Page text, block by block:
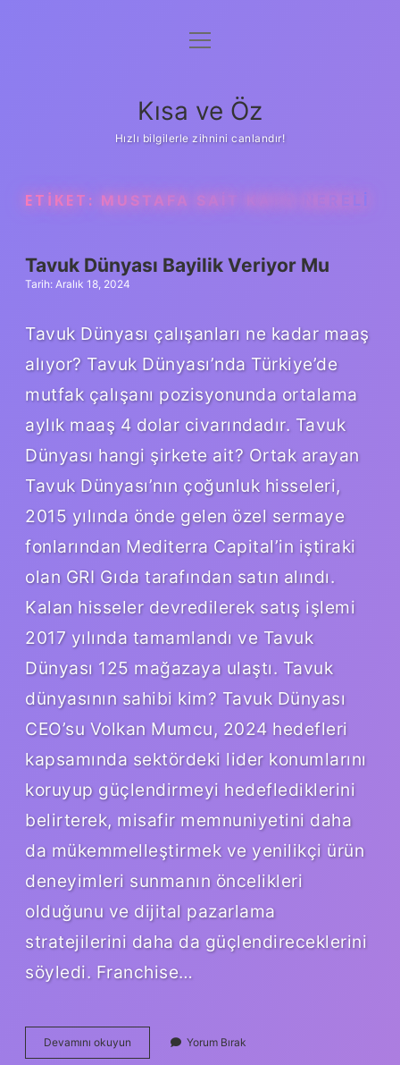
Anasayfa
Yasal Uyarı
menüyü
Kısa ve Öz
Hızlı bilgilerle zihnini canlandır!
ETIKET: MUSTAFA SAIT KAYA NERELI
Tavuk Dünyası Bayilik Veriyor Mu
Tarih: Aralık 18, 2024
Tavuk Dünyası çalışanları ne kadar maaş
alıyor? Tavuk Dünyası’nda Türkiye’de
mutfak çalışanı pozisyonunda ortalama
aylık maaş 4 dolar civarındadır. Tavuk
Dünyası hangi şirkete ait? Ortak arayan
Tavuk Dünyası’nın çoğunluk hisseleri,
2015 yılında önde gelen özel sermaye
fonlarından Mediterra Capital’in iştiraki
olan GRI Gıda tarafından satın alındı.
Kalan hisseler devredilerek satış işlemi
2017 yılında tamamlandı ve Tavuk
Dünyası 125 mağazaya ulaştı. Tavuk
dünyasının sahibi kim? Tavuk Dünyası
CEO’su Volkan Mumcu, 2024 hedefleri
kapsamında sektördeki lider konumlarını
koruyup güçlendirmeyi hedeflediklerini
belirterek, misafir memnuniyetini daha
da mükemmelleştirmek ve yenilikçi ürün
deneyimleri sunmanın öncelikleri
olduğunu ve dijital pazarlama
stratejilerini daha da güçlendireceklerini
söyledi. Franchise…
Devamını okuyun
Dünyası
Yorum Bırak